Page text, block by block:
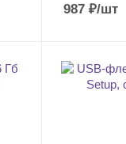
987₽/шт